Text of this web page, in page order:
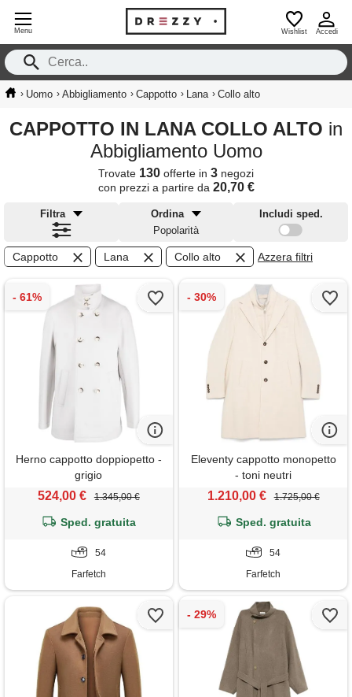
Menu Wishlist Accedi
› Uomo › Abbigliamento › Cappotto › Lana › Collo alto
CAPPOTTO IN LANA COLLO ALTO in
Abbigliamento Uomo
Trovate 130 offerte in 3 negozi
con prezzi a partire da 20,70 €
Filtra
Ordina
Popolarità
Includi sped.
Cappotto Lana Collo alto Azzera filtri
Herno cappotto doppiopetto -
grigio
524,00 € 1.345,00 €
Sped. gratuita
54
Farfetch
Eleventy cappotto monopetto
- toni neutri
1.210,00 € 1.725,00 €
Sped. gratuita
54
Farfetch